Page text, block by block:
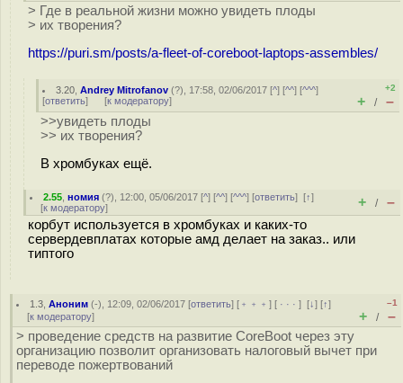
> Где в реальной жизни можно увидеть плоды
> их творения?
https://puri.sm/posts/a-fleet-of-coreboot-laptops-assembles/
3.20 ,Andrey Mitrofanov (?), 17:58, 02/06/2017 [^] [^^] [^^^]
[ответить] [к модератору]
+2
+ / –
>>увидеть плоды
>> их творения?
В хромбуках ещё.
2.55 ,номия (?), 12:00, 05/06/2017 [^] [^^] [^^^] [ответить][↑]
[к модератору] + / –
корбут используется в хромбуках и каких-то
сервердевплатах которые амд делает на заказ.. или
типтого
1.3 ,Аноним (-), 12:09, 02/06/2017 [ответить] [ ﹢﹢﹢] [ · · ·][↓] [↑]
[к модератору]
–1
+ / –
> проведение средств на развитие CoreBoot через эту
организацию позволит организовать налоговый вычет при
переводе пожертвований